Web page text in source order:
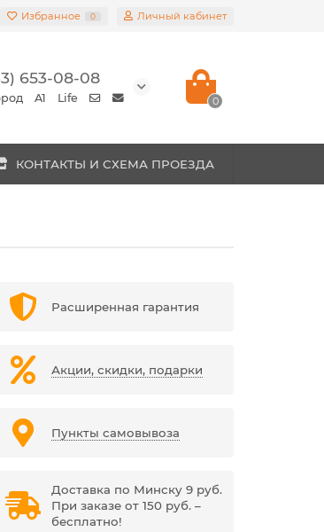
Избранное 0 Личный кабинет
653-08-08
A1 Life 0
КОНТАКТЫ И СХЕМА ПРОЕЗДА
Расширенная гарантия
Акции, скидки, подарки
Пункты самовывоза
Доставка по Минску 9 руб.
При заказе от 150 руб. –
бесплатно!